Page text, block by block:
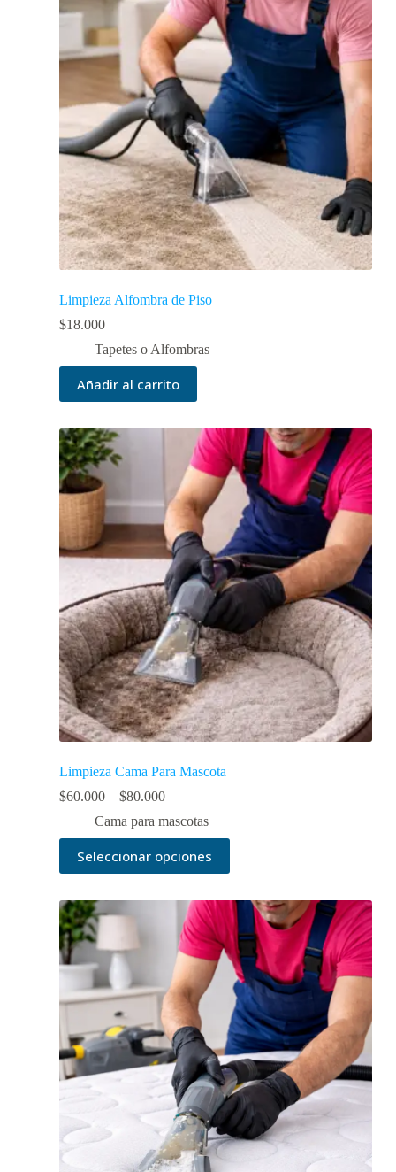
Limpieza Alfombra de Piso
$18.000
Tapetes o Alfombras
Añadir al carrito
Limpieza Cama Para Mascota
$60.000 – $80.000
Cama para mascotas
Seleccionar opciones